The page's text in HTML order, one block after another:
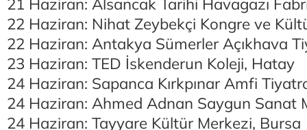
21 Haziran: Alsancak Tarihi Havagazı
22 Haziran: Nihat Zeybekçi Kongre ve
22 Haziran: Antakya Sümerler Açıkhava
23 Haziran: TED İskenderun Koleji, Hatay
24 Haziran: Sapanca Kırkpınar Amfi
24 Haziran: Ahmed Adnan Saygun Sanat
24 Haziran: Tayyare Kültür Merkezi, Bursa